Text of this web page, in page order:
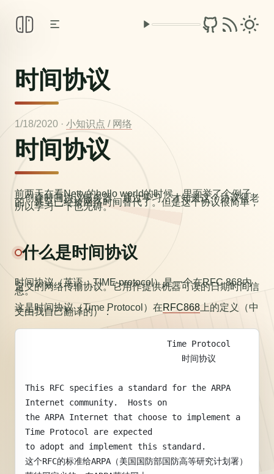
时间协议
1/18/2020 · 小知识点 / 网络
时间协议
前两天在看Netty的hello world的时候，里面举了个例子
—创建时间协议服务器。通过学习，才知道这个协议很老
的，甚至已经被网络时间替代了。但是这个协议很简单，
所以学习一下也无碍。
什么是时间协议
时间协议（英语：TIME protocol）是一个在RFC 868内
定义的网络传输协议。它用作提供机器可读的日期时间信
息。
这是时间协议（Time Protocol）在RFC868 上的定义（中
文由我自己翻译的）：
                             Time Protocol
                                时间协议
This RFC specifies a standard for the ARPA
Internet community.  Hosts on
the ARPA Internet that choose to implement a
Time Protocol are expected
to adopt and implement this standard.
这个RFC的标准给ARPA（美国国防部国防高等研究计划署）